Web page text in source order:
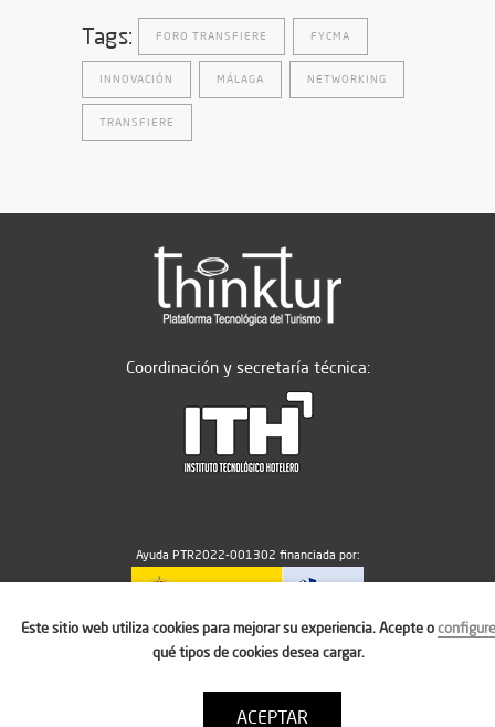
Tags: FORO TRANSFIERE FYCMA
INNOVACIÓN MÁLAGA NETWORKING
TRANSFIERE
Coordinación y secretaría técnica:
Ayuda PTR2022-001302 financiada por:
MICIU/AEI/10.13039/501100011033
Este sitio web utiliza cookies para mejorar su experiencia. Acepte oconfigure
qué tipos de cookies desea cargar.
ACEPTAR